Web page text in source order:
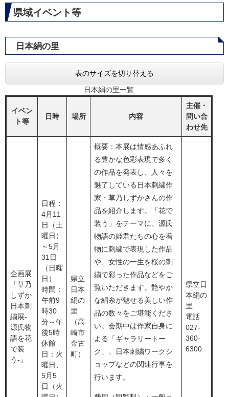
県域イベント等​
日本絹の里​​
表のサイズを切り替える
日本絹の里一覧
イベン
ト等
日時 場所 内容
主催・
問い合
わせ先
企画展
「草乃
しずか
日本刺
繍展-
源氏物
語を花
で装
う-」
​日程：
4月11
日（土
曜日）
～5月
31日
（日曜
日）
時間：
午前9
時30
分～午
後5時
休館
日：火
曜日、
5月5
日（火
​県立
日本
絹の
里
（高
崎市
金古
町）
概要：本展は情感あふれ
る豊かな色彩表現で多く
の作品を発表し、人々を
魅了している日本刺繍作
家・草乃しずかさんの作
品を紹介します。「花で
装う」をテーマに、源氏
物語の姫君たちの心を着
物に刺繍で表現した作品
や、女性の一生を桜の刺
繍で彩った作品などをご
覧いただきます。艶やか
な絹糸が魅せる美しい作
品の数々をご堪能くださ
い。会期中は作家自身に
よる「ギャラリートー
ク」、日本刺繍ワークシ
ョップなどの関連行事を
行います。
県立日
本絹の
里
電話
027-
360-
6300